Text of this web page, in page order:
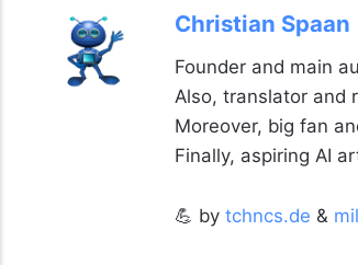
Christian Spaan
Founder and main
Also, translator and
Moreover, big fan
Finally, aspiring AI
💪 by tchncs.de &